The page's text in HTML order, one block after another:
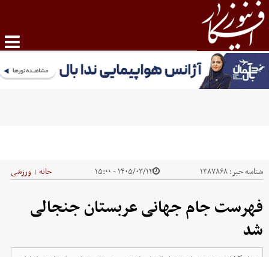
شناسه خبر:۱۳۸۷۸۶۸ ۱۴۰۵/۰۳/۱۲ - ۱۵:۰۰ خانه | ورزشی
فهرست جام جهانی عربستان جنجالی
شد